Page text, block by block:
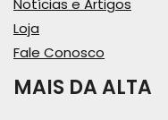
Notícias e Artigos
Loja
Fale Conosco
MAIS DA ALTA